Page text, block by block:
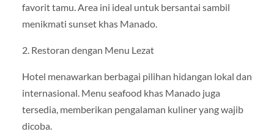
favorit tamu. Area ini ideal untuk bersantai sambil
menikmati sunset khas Manado.
2. Restoran dengan Menu Lezat
Hotel menawarkan berbagai pilihan hidangan lokal dan
internasional. Menu seafood khas Manado juga
tersedia, memberikan pengalaman kuliner yang wajib
dicoba.